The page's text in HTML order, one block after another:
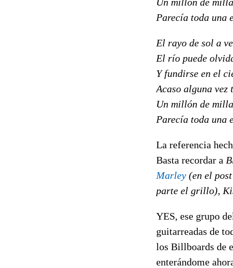
Parecía toda una
El rayo de sol a
El río puede
Y fundirse en el
Acaso alguna vez
Un millón de
Parecía toda una
La referencia
Basta recordar a
Marley (en el
parte el grillo),
YES, ese grupo
guitarreadas de
los Billboards de
enterándome